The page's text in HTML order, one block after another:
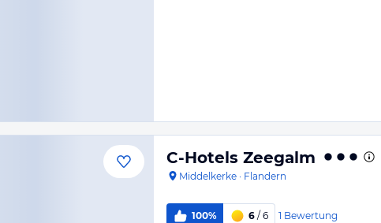
C-Hotels Zeegalm
Middelkerke · Flandern
100% 6 / 6 1 Bewertung